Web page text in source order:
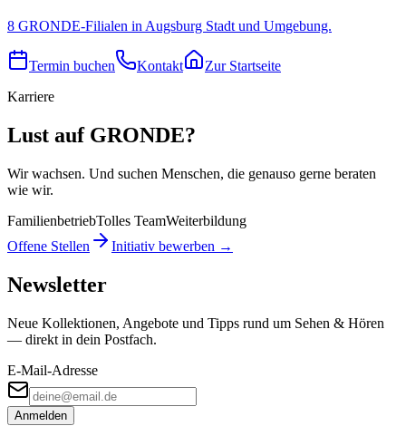
8 GRONDE-Filialen in Augsburg Stadt und Umgebung.
Termin buchen Kontakt
Zur Startseite
Karriere
Lust auf GRONDE?
Wir wachsen. Und suchen Menschen, die genauso gerne beraten
wie wir.
FamilienbetriebTolles TeamWeiterbildung
Offene Stellen
Initiativ bewerben →
Newsletter
Neue Kollektionen, Angebote und Tipps rund um Sehen & Hören
— direkt in dein Postfach.
E-Mail-Adresse
Anmelden